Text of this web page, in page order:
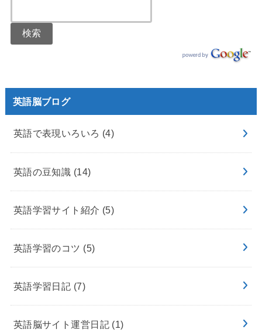
英語脳ブログ
英語で表現いろいろ (4)
英語の豆知識 (14)
英語学習サイト紹介 (5)
英語学習のコツ (5)
英語学習日記 (7)
英語脳サイト運営日記 (1)